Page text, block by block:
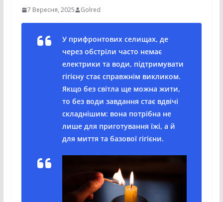
7 Вересня, 2025 Golred
У прифронтових селищах, де
через обстріли часто немає
електрики та води, підтримувати
гігієну стає справжнім викликом.
Якщо без світла ще можна жити,
то без води завдання стає вдвічі
складнішим: вона потрібна не
лише для приготування їжі, а й
для миття та базової гігієни.